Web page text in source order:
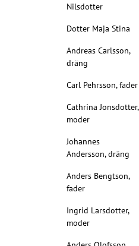
Nilsdotter
Dotter Maja Stina
Andreas Carlsson,
dräng
Carl Pehrsson, fader
Cathrina Jonsdotter,
moder
Johannes
Andersson, dräng
Anders Bengtson,
fader
Ingrid Larsdotter,
moder